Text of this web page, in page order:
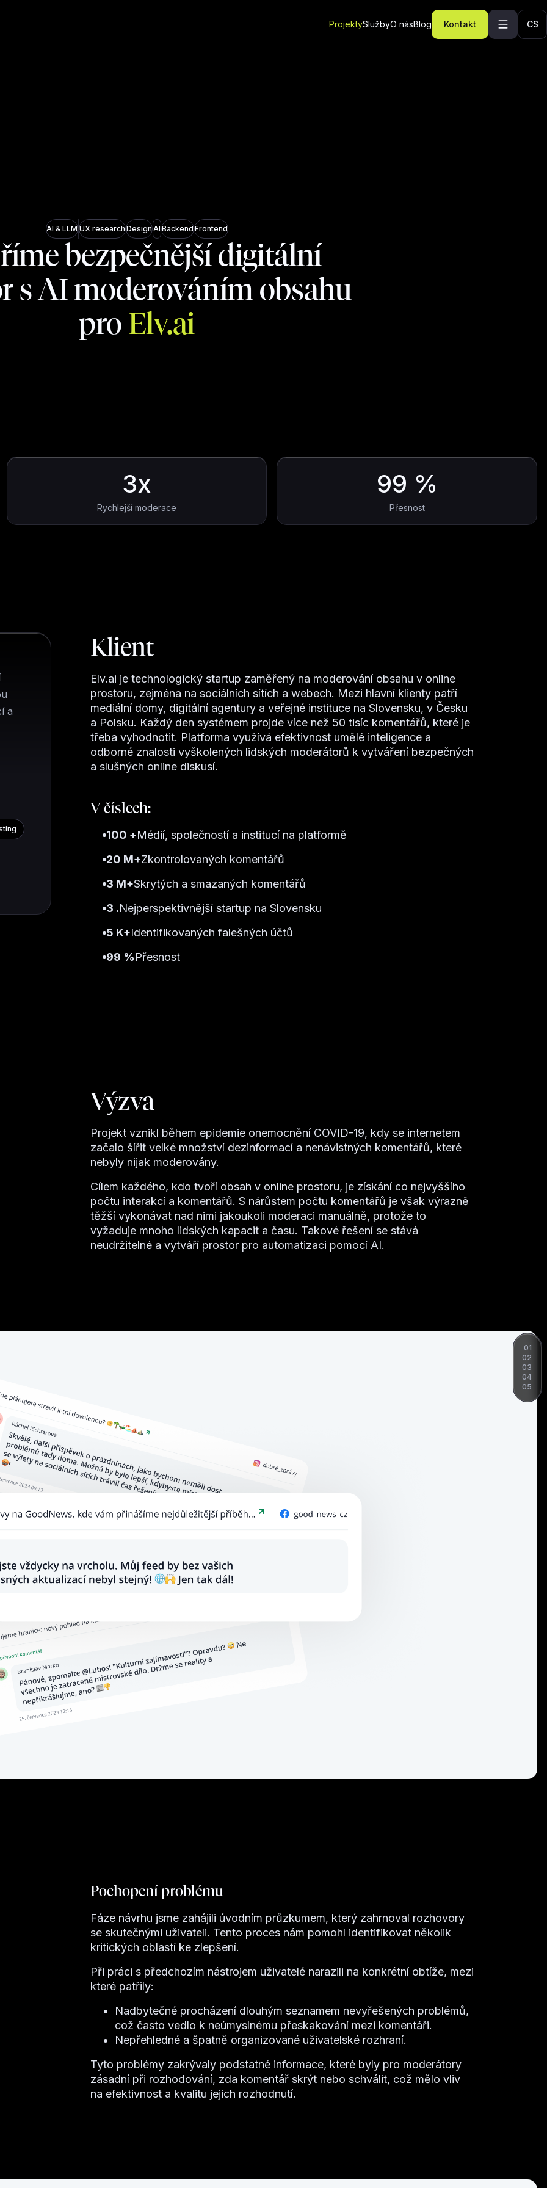
ProjektySlužbyO násBlog Kontakt CS
AI & LLM UX researchDesignAIBackendFrontend
bezpečnější digitální
s AI moderováním obsahu
pro Elv.ai
3x
Rychlejší moderace
99 %
Přesnost
a
Klient
Elv.ai je technologický startup zaměřený na moderování obsahu v online
prostoru, zejména na sociálních sítích a webech. Mezi hlavní klienty patří
mediální domy, digitální agentury a veřejné instituce na Slovensku, v Česku
a Polsku. Každý den systémem projde více než 50 tisíc komentářů, které je
třeba vyhodnotit. Platforma využívá efektivnost umělé inteligence a
odborné znalosti vyškolených lidských moderátorů k vytváření bezpečných
a slušných online diskusí.
V číslech:
100 +Médií, společností a institucí na platformě
20 M+Zkontrolovaných komentářů
3 M+Skrytých a smazaných komentářů
3 .Nejperspektivnější startup na Slovensku
5 K+Identifikovaných falešných účtů
99 %Přesnost
Výzva
Projekt vznikl během epidemie onemocnění COVID-19, kdy se internetem
začalo šířit velké množství dezinformací a nenávistných komentářů, které
nebyly nijak moderovány.
Cílem každého, kdo tvoří obsah v online prostoru, je získání co nejvyššího
počtu interakcí a komentářů. S nárůstem počtu komentářů je však výrazně
těžší vykonávat nad nimi jakoukoli moderaci manuálně, protože to
vyžaduje mnoho lidských kapacit a času. Takové řešení se stává
neudržitelné a vytváří prostor pro automatizaci pomocí AI.
Pochopení problému
Fáze návrhu jsme zahájili úvodním průzkumem, který zahrnoval rozhovory
se skutečnými uživateli. Tento proces nám pomohl identifikovat několik
kritických oblastí ke zlepšení.
Při práci s předchozím nástrojem uživatelé narazili na konkrétní obtíže, mezi
které patřily:
Nadbytečné procházení dlouhým seznamem nevyřešených problémů,
což často vedlo k neúmyslnému přeskakování mezi komentáři.
Nepřehledné a špatně organizované uživatelské rozhraní.
Tyto problémy zakrývaly podstatné informace, které byly pro moderátory
zásadní při rozhodování, zda komentář skrýt nebo schválit, což mělo vliv
na efektivnost a kvalitu jejich rozhodnutí.
01
02
03
04
05